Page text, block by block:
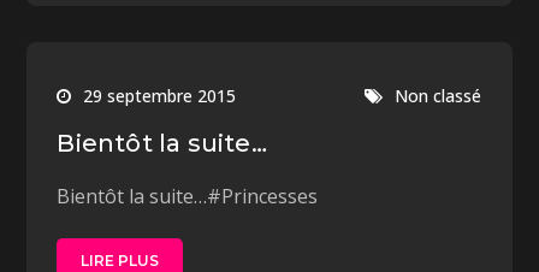
29 septembre 2015 Non classé
Bientôt la suite…
Bientôt la suite…#Princesses
LIRE PLUS